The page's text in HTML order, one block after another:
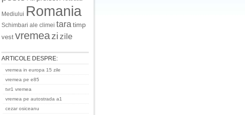
Mediului Romania
Schimbari ale climei taratimp
vest vremeazi zile
ARTICOLE DESPRE:
vremea in europa 15 zile
vremea pe e85
tvr1 vremea
vremea pe autostrada a1
cezar osiceanu